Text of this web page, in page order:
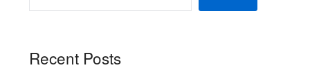
Recent Posts